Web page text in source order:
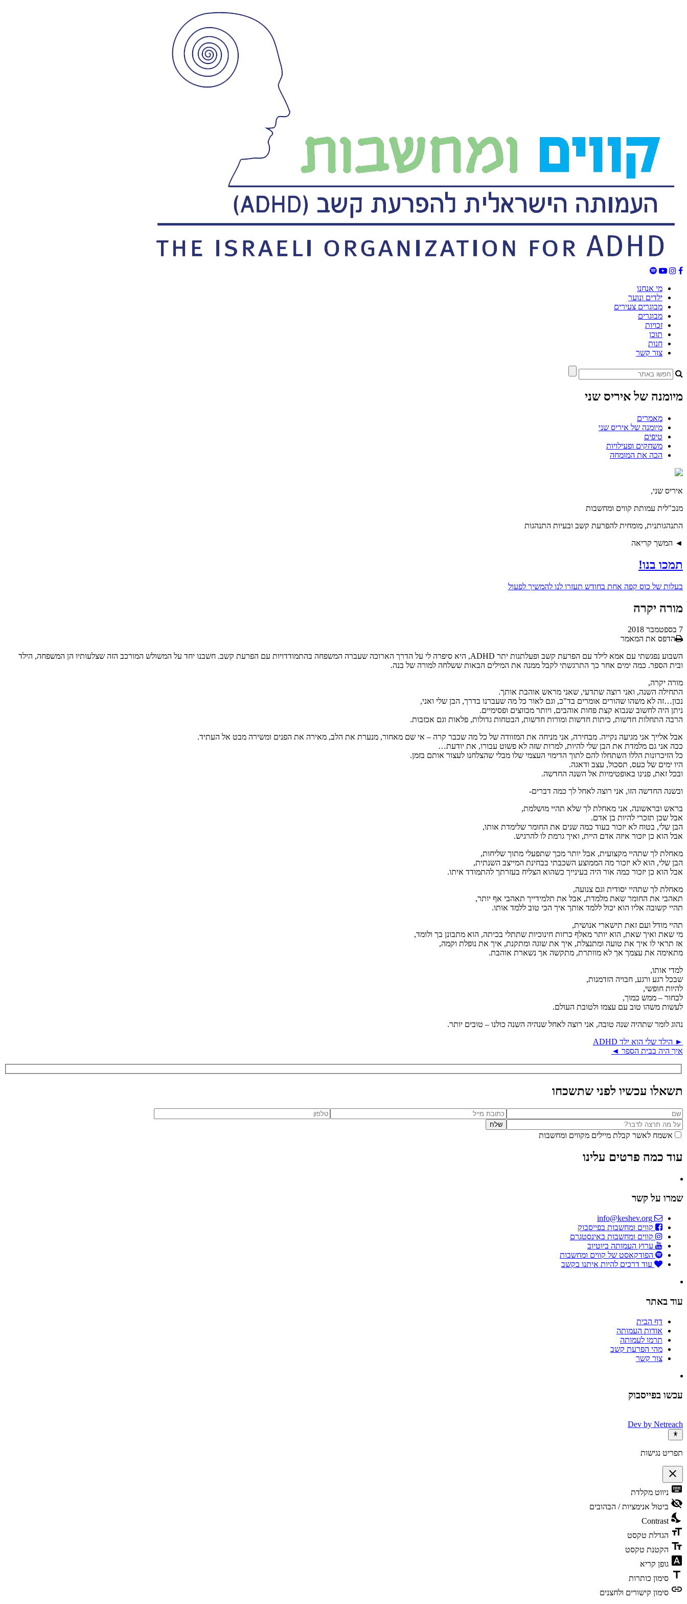
מי אנחנו
ילדים ונוער
מבוגרים צעירים
מבוגרים
זכויות
תוכן
חנות
צור קשר
מיומנה של איריס שני
מאמרים
מיומנה של איריס שני
טיפים
משחקים ופעילויות
הכה את המומחה
איריס שני,
מנכ"לית עמותת קווים ומחשבות
התנהגותנית, מומחית להפרעת קשב ובעיות התנהגות
◄ המשך קריאה
תמכו בנו!
בעלות של כוס קפה אחת בחודש תעזרו לנו להמשיך לפעול
מורה יקרה
7 בספטמבר 2018
הדפס את המאמר
השבוע נפגשתי עם אמא לילד עם הפרעת קשב ופעלתנות יתר ADHD, היא סיפרה לי על הדרך הארוכה שעברה המשפחה בהתמודדויות עם הפרעת קשב. חשבנו יחד על המשולש המורכב הזה שצלעותיו הן המשפחה, הילד
ובית הספר. כמה ימים אחר כך התרגשתי לקבל ממנה את המילים הבאות ששלחה למורה של בנה.
מורה יקרה,
התחילה השנה, ואני רוצה שתדעי, שאני מראש אוהבת אותך.
נכון…זה לא משהו שהורים אומרים בד"כ, וגם לאור כל מה שעברנו בדרך, הבן שלי ואני,
ניתן היה לחשוב שנבוא קצת פחות אוהבים, ויותר מכווצים ופסימיים.
הרבה התחלות חדשות, כיתות חדשות ומורות חדשות, הבטחות גדולות, פלאות וגם אכזבות.
אבל אלייך אני מגיעה נקייה. מבחירה, אני מניחה את המזוודה של כל מה שכבר קרה – אי שם מאחור, מנערת את הלב, מאירה את הפנים ומשירה מבט אל העתיד.
ככה אני גם מלמדת את הבן שלי להיות, למרות שזה לא פשוט עבורו, את יודעת…
כל הזיכרונות הללו השתחלו להם לתוך הדימוי העצמי שלו מבלי שהצלחנו לעצור אותם בזמן.
היו ימים של כעס, תסכול, עצב ודאגה.
ובכל זאת, פנינו באופטימיות אל השנה החדשה.
ובשנה החדשה הזו, אני רוצה לאחל לך כמה דברים-
בראש ובראשונה, אני מאחלת לך שלא תהיי מושלמת,
אבל שכן תזכרי להיות בן אדם.
הבן שלי, בטוח לא יזכור בעוד כמה שנים את החומר שלימדת אותו,
אבל הוא כן יזכור איזה אדם היית, ואיך גרמת לו להרגיש.
מאחלת לך שתהיי מקצועית, אבל יותר מכך שתפעלי מתוך שליחות,
הבן שלי, הוא לא יזכור מה הממוצע השכבתי בבחינת המייצב השנתית,
אבל הוא כן יזכור כמה אור היה בעינייך כשהוא הצליח בעזרתך להתמודד איתו.
מאחלת לך שתהיי יסודית וגם צנועה,
תאהבי את החומר שאת מלמדת, אבל את תלמידייך תאהבי אף יותר,
תהיי קשובה אליו הוא יכול ללמד אותך איך הכי טוב ללמד אותו.
תהיי מודל ועם זאת תישארי אנושית,
מי שאת ואיך שאת, הוא יותר מאלף כרזות חינוכיות שתתלי בכיתה, הוא מתבונן בך ולומד,
אז תראי לו איך את טועה ומתנצלת, איך את שוגה ומתקנת, איך את נופלת וקמה,
מתאימה את עצמך אך לא מוותרת, מתקשה אך נשארת אוהבת.
למדי אותו,
שבכל רגע ורגע, חבויה הזדמנות,
להיות חופשי,
לבחור – ממש כמוך,
לעשות משהו טוב עם עצמו ולטובת העולם.
נהוג לומר שתהיה שנה טובה, אני רוצה לאחל שנהיה השנה כולנו – טובים יותר.
► הילד שלי הוא ילד ADHD
איך היה בבית הספר ◄
תשאלו עכשיו לפני שתשכחו
אשמח לאשר קבלת מיילים מקווים ומחשבות
עוד כמה פרטים עלינו
שמרו על קשר
קווים ומחשבות בפייסבוק
קווים ומחשבות באינסטגרם
ערוץ העמותה ביוטיוב
הפודקאסט של קווים ומחשבות
עוד דרכים להיות איתנו בקשב
עוד באתר
דף הבית
אודות העמותה
תרמו לעמותה
מהי הפרעת קשב
צור קשר
עכשו בפייסבוק
Dev by Netreach
תפריט נגישות
close
פתיחה
וסגירה
של
תפריט
הנגישות
keyboard ניווט מקלדת
visibility_off ביטול אנימציות / הבהובים
nights_stay
Contrast
format_size הגדלת טקסט
text_fields הקטנת טקסט
font_download גופן קריא
title סימון כותרות
link סימון קישורים ולחצנים